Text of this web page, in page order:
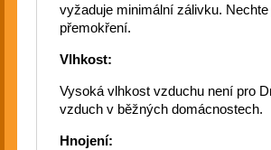
vyžaduje minimální zálivku.
přemokření.
Vlhkost:
Vysoká vlhkost vzduchu není pro
vzduch v běžných domácnostech.
Hnojení: